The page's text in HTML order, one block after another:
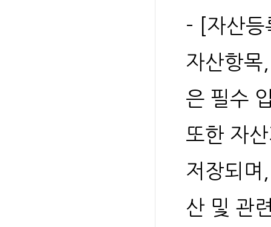
- [자산등
자산항목
은 필수
또한 자
저장되며
산 및 관